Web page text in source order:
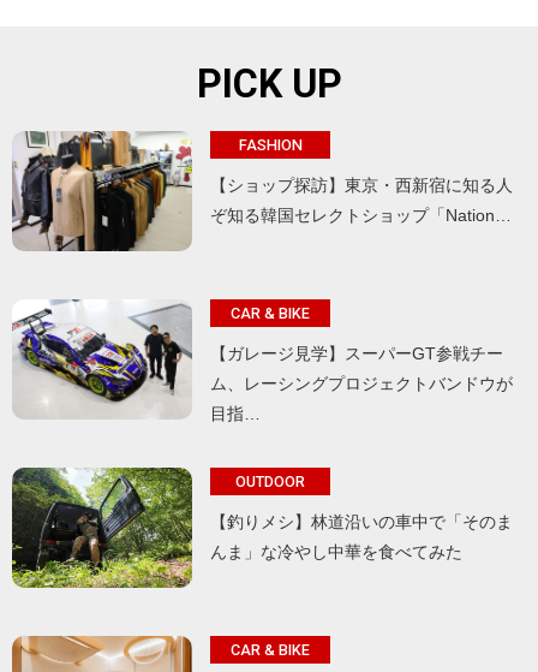
PICK UP
FASHION
【ショップ探訪】東京・西新宿に知る人
ぞ知る韓国セレクトショップ「Nation…
CAR & BIKE
【ガレージ見学】スーパーGT参戦チー
ム、レーシングプロジェクトバンドウが
目指…
OUTDOOR
【釣りメシ】林道沿いの車中で「そのま
んま」な冷やし中華を食べてみた
CAR & BIKE